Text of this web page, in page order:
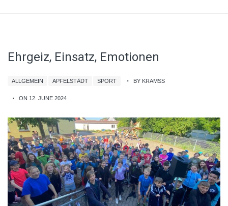
Ehrgeiz, Einsatz, Emotionen
ALLGEMEIN APFELSTÄDT SPORT BY KRAMSS
ON 12. JUNE 2024